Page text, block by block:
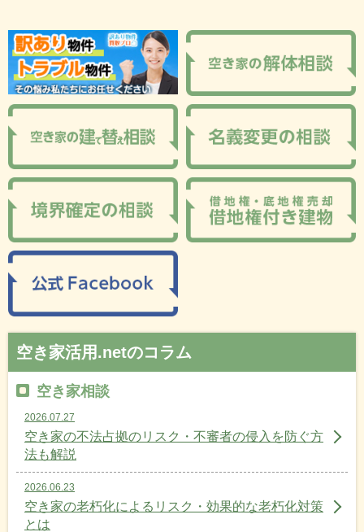
空き家活用.netのコラム
空き家相談
2026.07.27
空き家の不法占拠のリスク・不審者の侵入を防ぐ方
法も解説
2026.06.23
空き家の老朽化によるリスク・効果的な老朽化対策
とは